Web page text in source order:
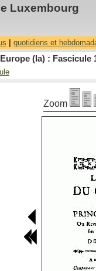
Luxembourg
quotidiens et
(la) : Fascicule
Zoom